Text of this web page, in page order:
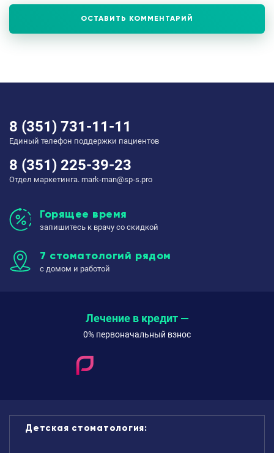
ОСТАВИТЬ КОММЕНТАРИЙ
Горящее время
запишитесь к врачу со скидкой
7 стоматологий рядом
с домом и работой
Лечение в кредит —
0% первоначальный взнос
8 (351) 731-11-11
Единый телефон поддержки пациентов
8 (351) 225-39-23
Отдел маркетинга. mark-man@sp-s.pro
Детская стоматология: